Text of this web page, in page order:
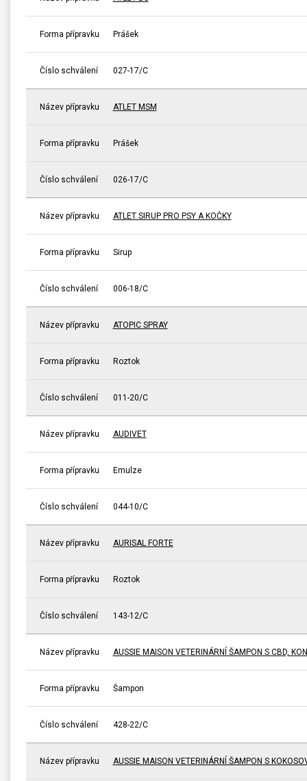
Forma přípravku Prášek
Číslo schválení 027-17/C
Název přípravku ATLET MSM
Forma přípravku Prášek
Číslo schválení 026-17/C
Název přípravku ATLET SIRUP PRO PSY A KOČKY
Forma přípravku Sirup
Číslo schválení 006-18/C
Název přípravku ATOPIC SPRAY
Forma přípravku Roztok
Číslo schválení 011-20/C
Název přípravku AUDIVET
Forma přípravku Emulze
Číslo schválení 044-10/C
Název přípravku AURISAL FORTE
Forma přípravku Roztok
Číslo schválení 143-12/C
Název přípravku AUSSIE MAISON VETERINÁRNÍ ŠAMPON S CBD,
Forma přípravku Šampon
Číslo schválení 428-22/C
Název přípravku AUSSIE MAISON VETERINÁRNÍ ŠAMPON S